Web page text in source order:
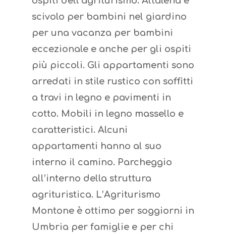
scivolo per bambini nel giardino
per una vacanza per bambini
eccezionale e anche per gli ospiti
più piccoli. Gli appartamenti sono
arredati in stile rustico con soffitti
a travi in legno e pavimenti in
cotto. Mobili in legno massello e
caratteristici. Alcuni
appartamenti hanno al suo
interno il camino. Parcheggio
all’interno della struttura
agrituristica. L’Agriturismo
Montone è ottimo per soggiorni in
Umbria per famiglie e per chi